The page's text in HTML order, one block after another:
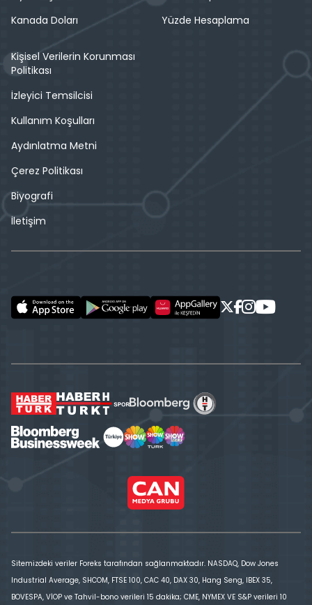
Kanada Doları
Yüzde Hesaplama
Kişisel Verilerin Korunması
Politikası
İzleyici Temsilcisi
Kullanım Koşulları
Aydınlatma Metni
Çerez Politikası
Biyografi
İletişim
Sitemizdeki veriler Foreks tarafından sağlanmaktadır. NASDAQ, Dow Jones
Industrial Average, SHCOM, FTSE 100, CAC 40, DAX 30, Hang Seng, IBEX 35,
BOVESPA, VİOP ve Tahvil-bono verileri 15 dakika; CME, NYMEX VE S&P verileri 10